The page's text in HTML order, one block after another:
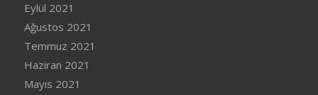
Eylül 2021
Ağustos 2021
Temmuz 2021
Haziran 2021
Mayıs 2021